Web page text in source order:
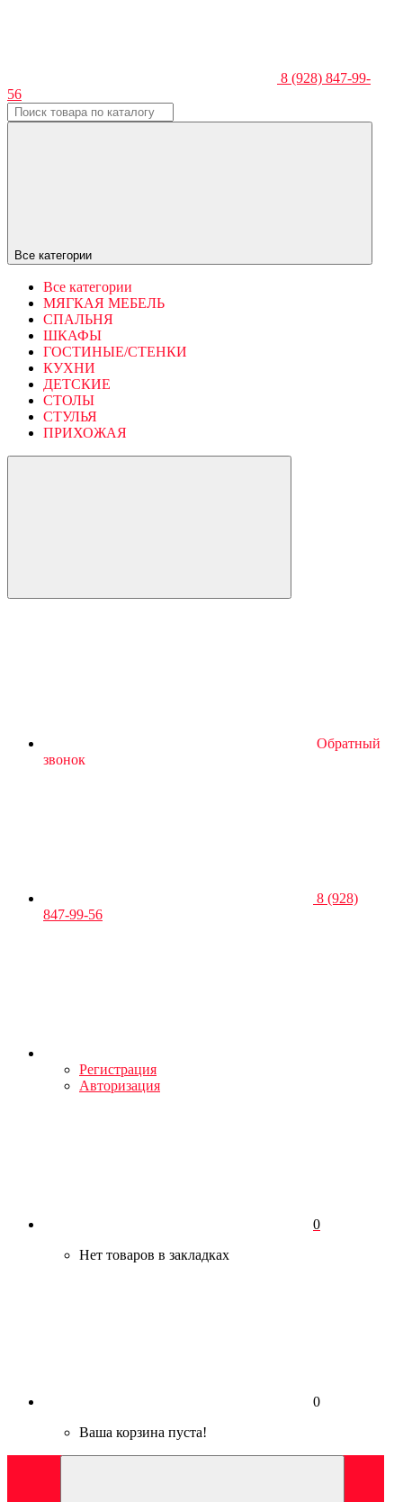
8 (928) 847-99-
56
Все категории
Все категории
МЯГКАЯ МЕБЕЛЬ
СПАЛЬНЯ
ШКАФЫ
ГОСТИНЫЕ/СТЕНКИ
КУХНИ
ДЕТСКИЕ
СТОЛЫ
СТУЛЬЯ
ПРИХОЖАЯ
Обратный
звонок
8 (928)
847-99-56
Регистрация
Авторизация
0
Нет товаров в закладках
0
Ваша корзина пуста!